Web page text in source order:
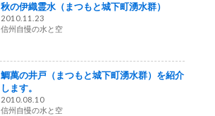
秋の伊織霊水（まつもと城下町湧水群）
2010.11.23
信州自慢の水と空
鯛萬の井戸（まつもと城下町湧水群）を紹介
します。
2010.08.10
信州自慢の水と空